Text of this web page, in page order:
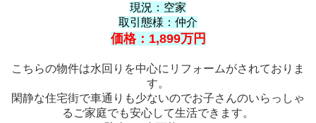
現況：空家
取引態様：仲介
価格：1,899万円
こちらの物件は水回りを中心にリフォームがされておりま
す。
閑静な住宅街で車通りも少ないのでお子さんのいらっしゃ
るご家庭でも安心して生活できます。